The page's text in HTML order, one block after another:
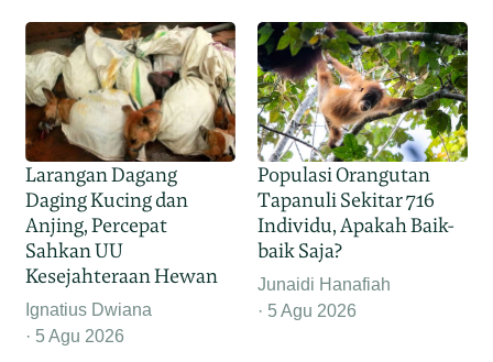
Larangan Dagang
Daging Kucing dan
Anjing, Percepat
Sahkan UU
Kesejahteraan Hewan
Ignatius Dwiana
5 Agu 2026
Populasi Orangutan
Tapanuli Sekitar 716
Individu, Apakah Baik-
baik Saja?
Junaidi Hanafiah
5 Agu 2026